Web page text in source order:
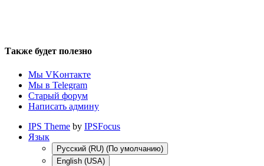
Также будет полезно
Мы VKонтакте
Мы в Telegram
Старый форум
Написать админу
IPS Theme by IPSFocus
Язык
Русский (RU) (По умолчанию)
English (USA)